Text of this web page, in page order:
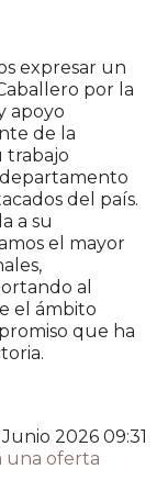
expresar un
por la
apoyo
de la
trabajo
del país.
a su
el mayor
al
el ámbito
que ha
2026 09:31
una oferta